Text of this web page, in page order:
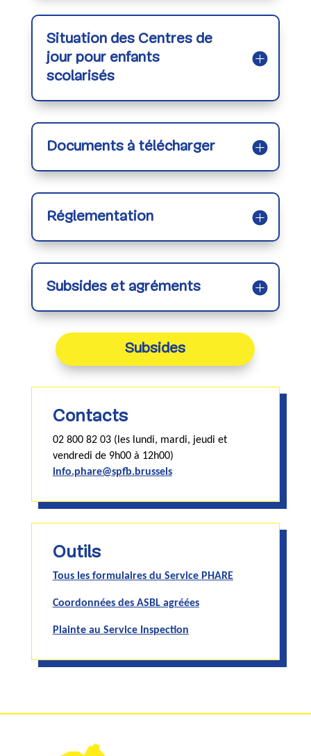
Situation des Centres de
jour pour enfants
scolarisés
Documents à télécharger
Réglementation
Subsides et agréments
Subsides
Contacts
02 800 82 03 (les lundi, mardi, jeudi et
vendredi de 9h00 à 12h00)
info.phare@spfb.brussels
Outils
Tous les formulaires du Service PHARE
Coordonnées des ASBL agréées
Plainte au Service Inspection